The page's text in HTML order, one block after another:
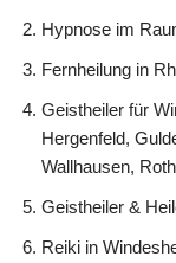
Hypnose im
Fernheilung in
Geistheiler für
Hergenfeld,
Wallhausen,
Geistheiler &
Reiki in